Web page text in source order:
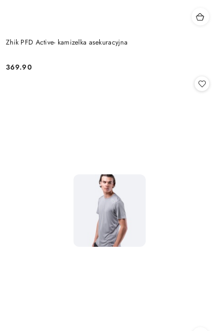
Zhik PFD Active- kamizelka asekuracyjna
Cena:
369.90